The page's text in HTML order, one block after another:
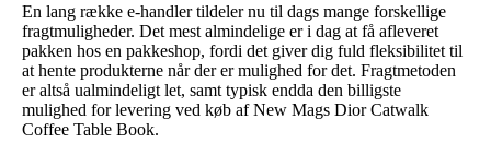
En lang række e-handler tildeler nu til dags mange forskellige
fragtmuligheder. Det mest almindelige er i dag at få afleveret
pakken hos en pakkeshop, fordi det giver dig fuld fleksibilitet til
at hente produkterne når der er mulighed for det. Fragtmetoden
er altså ualmindeligt let, samt typisk endda den billigste
mulighed for levering ved køb af New Mags Dior Catwalk
Coffee Table Book.